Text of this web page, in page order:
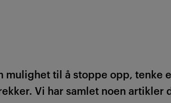
mulighet til å stoppe opp, tenke
Vi har samlet noen artikler